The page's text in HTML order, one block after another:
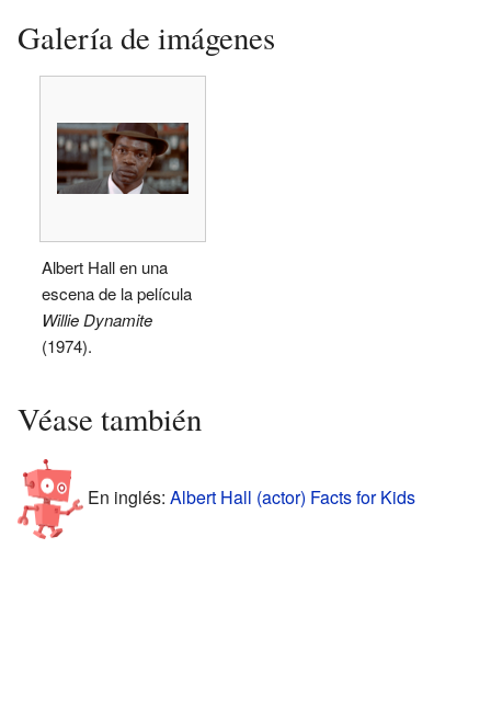
Galería de imágenes
Albert Hall en una
escena de la película
Willie Dynamite
(1974).
Véase también
En inglés: Albert Hall (actor) Facts for Kids